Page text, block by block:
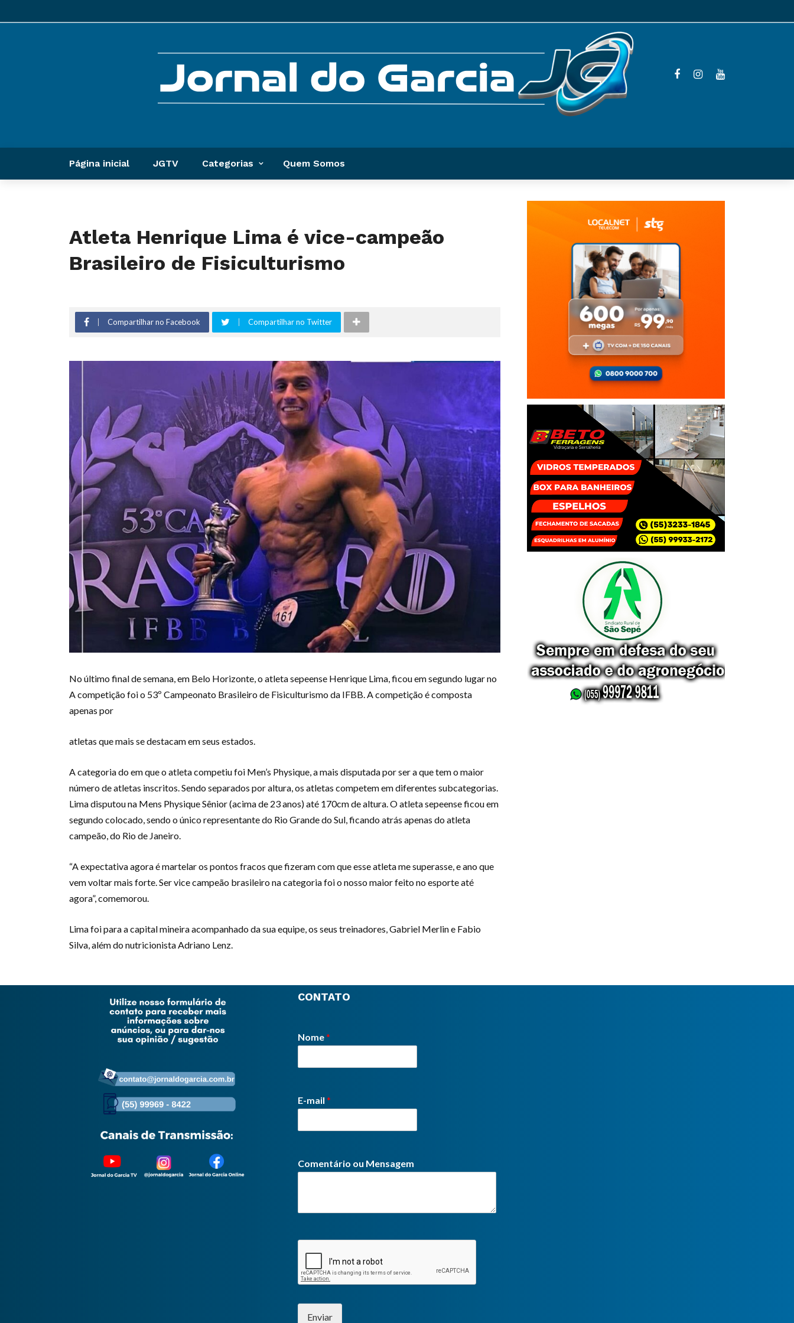
Página inicial JGTV Categorias Quem Somos
Atleta Henrique Lima é vice-campeão
Brasileiro de Fisiculturismo
Compartilhar no Facebook Compartilhar no Twitter
No último final de semana, em Belo Horizonte, o atleta sepeense Henrique Lima, ficou em segundo lugar no
A competição foi o 53º Campeonato Brasileiro de Fisiculturismo da IFBB. A competição é composta
apenas por
atletas que mais se destacam em seus estados.
A categoria do em que o atleta competiu foi Men’s Physique, a mais disputada por ser a que tem o maior
número de atletas inscritos. Sendo separados por altura, os atletas competem em diferentes subcategorias.
Lima disputou na Mens Physique Sênior (acima de 23 anos) até 170cm de altura. O atleta sepeense ficou em
segundo colocado, sendo o único representante do Rio Grande do Sul, ficando atrás apenas do atleta
campeão, do Rio de Janeiro.
“A expectativa agora é martelar os pontos fracos que fizeram com que esse atleta me superasse, e ano que
vem voltar mais forte. Ser vice campeão brasileiro na categoria foi o nosso maior feito no esporte até
agora”, comemorou.
Lima foi para a capital mineira acompanhado da sua equipe, os seus treinadores, Gabriel Merlin e Fabio
Silva, além do nutricionista Adriano Lenz.
CONTATO
Nome*
E-mail *
Comentário ou Mensagem
Enviar